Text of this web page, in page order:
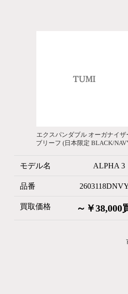
エクスパンダブル オーガナイザ
ブリーフ (日本限定 BLACK/
モデル名 ALPHA 3
品番
買取価格 ～￥38,000